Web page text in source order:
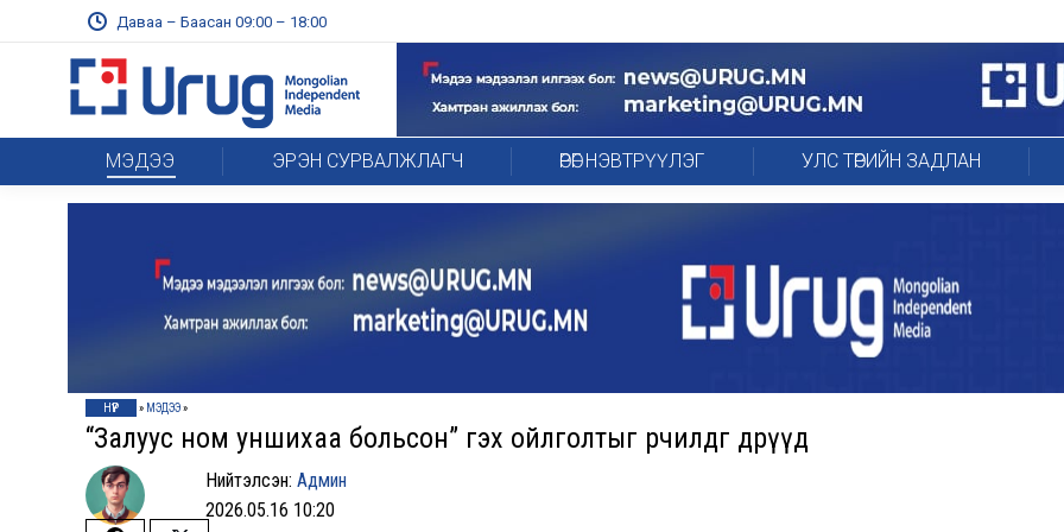
Даваа – Баасан 09:00 – 18:00
МЭДЭЭ ЭРЭН СУРВАЛЖЛАГЧ ӨРӨГ НЭВТРҮҮЛЭГ УЛС ТӨРИЙН ЗАДЛАН
НҮҮР » МЭДЭЭ»
“Залуус ном уншихаа больсон” гэх ойлголтыг өөрчилдөг өдрүүд
Нийтэлсэн:Админ
2026.05.16 10:20